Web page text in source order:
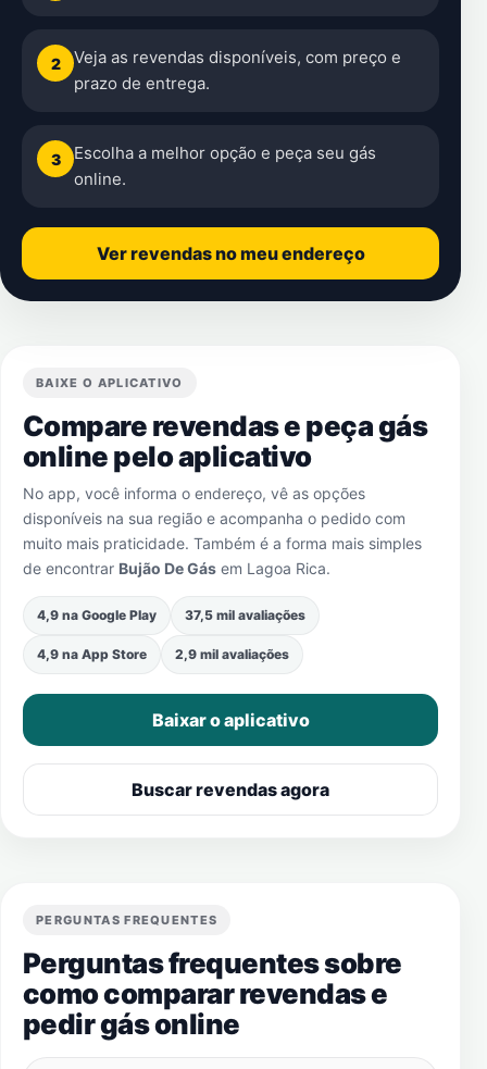
2
Veja as revendas disponíveis, com preço e
prazo de entrega.
3
Escolha a melhor opção e peça seu gás
online.
Ver revendas no meu endereço
BAIXE O APLICATIVO
Compare revendas e peça gás
online pelo aplicativo
No app, você informa o endereço, vê as opções
disponíveis na sua região e acompanha o pedido com
muito mais praticidade. Também é a forma mais simples
de encontrar Bujão De Gás em Lagoa Rica.
4,9 na Google Play 37,5 mil avaliações
4,9 na App Store 2,9 mil avaliações
Baixar o aplicativo
Buscar revendas agora
PERGUNTAS FREQUENTES
Perguntas frequentes sobre
como comparar revendas e
pedir gás online